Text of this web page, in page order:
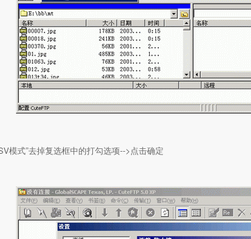
模式”去掉复选框中的打勾选项-->点击确定